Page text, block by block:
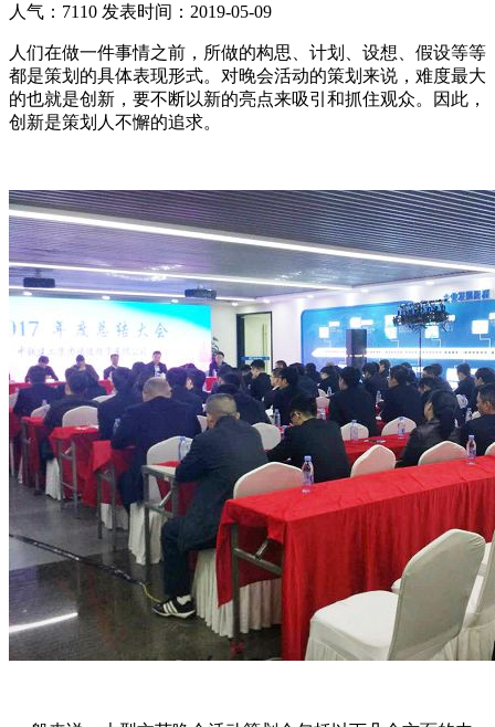
人气：7110 发表时间：2019-05-09
人们在做一件事情之前，所做的构思、计划、设想、假设等等
都是策划的具体表现形式。对晚会活动的策划来说，难度最大
的也就是创新，要不断以新的亮点来吸引和抓住观众。因此，
创新是策划人不懈的追求。